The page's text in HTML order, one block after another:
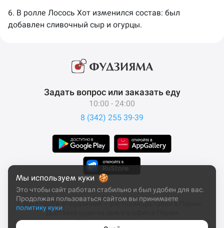
6. В ролле Лосось Хот изменился состав: был
добавлен сливочный сыр и огурцы.
Задать вопрос или заказать еду
10:00 - 24:00
8 (342) 255 39-39
2011–2026 © Фудзияма — ресторан доставки в Перми
Доставка суши на дом и в офис в Перми
Все права защищены
Мы используем куки
Это чтобы сайт работал стабильно и был удобен для вас.
Продолжая пользоваться сайтом вы принимаете
политику куки